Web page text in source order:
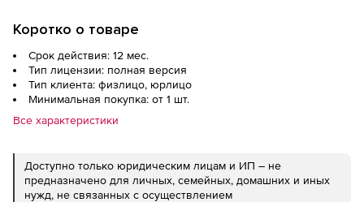
Коротко о товаре
Срок действия: 12 мес.
Тип лицензии: полная версия
Тип клиента: физлицо, юрлицо
Минимальная покупка: от 1 шт.
Все характеристики
Доступно только юридическим лицам и ИП – не
предназначено для личных, семейных, домашних и иных
нужд, не связанных с осуществлением